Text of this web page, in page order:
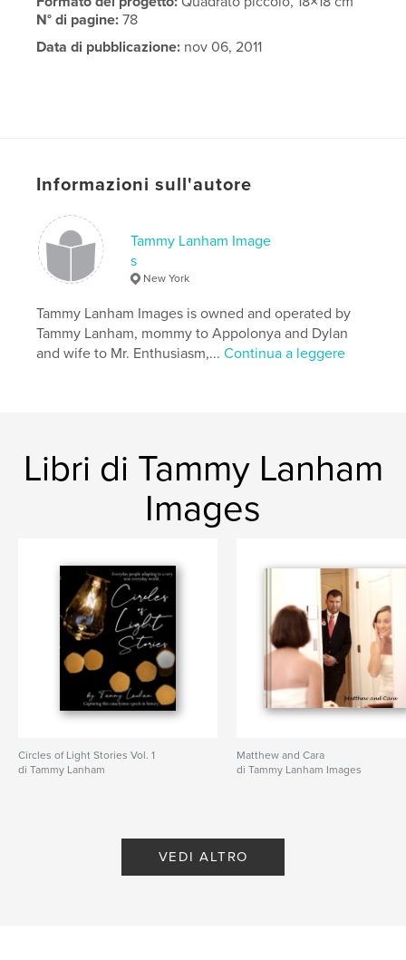
N° di pagine:78
Data di pubblicazione: nov 06, 2011
Informazioni sull'autore
Tammy Lanham Image
s
New York
Tammy Lanham Images is owned and operated by
Tammy Lanham, mommy to Appolonya and Dylan
and wife to Mr. Enthusiasm,...Continua a leggere
Libri di Tammy Lanham
Images
Circles of Light Stories Vol. 1
di Tammy Lanham
Matthew and Cara
di Tammy Lanham Images
VEDI ALTRO